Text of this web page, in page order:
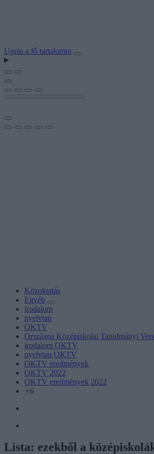
Ugrás a fő tartalomra
Közoktatás
Egyéb
irodalom
nyelvtan
OKTV
Országos Középiskolai Tanulmányi
irodalom OKTV
nyelvtan OKTV
OKTV eredmények
OKTV 2022
OKTV eredmények 2022
+6
Lista: ezekből a